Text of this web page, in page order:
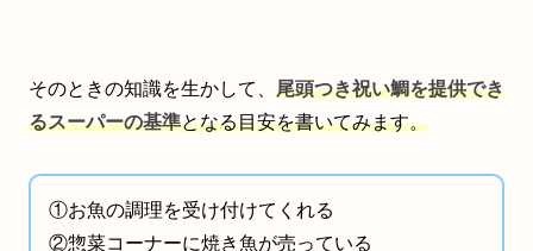
そのときの知識を生かして、 尾頭つき祝い鯛を提供でき
るスーパーの基準となる目安を書いてみます。
①お魚の調理を受け付けてくれる
②惣菜コーナーに焼き魚が売っている